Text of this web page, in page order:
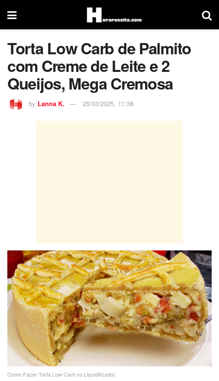
Torta Low Carb de Palmito
com Creme de Leite e 2
Queijos, Mega Cremosa
by Lanna K. 25/03/2025, 11:38
Como Fazer Torta Low Carb no Liquidificador